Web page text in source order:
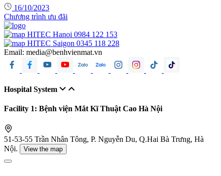
16/10/2023
Chương trình ưu đãi
HITEC Hanoi 0984 122 153
HITEC Saigon 0345 118 228
Email: media@benhvienmat.vn
Hospital System
Facility 1: Bệnh viện Mắt Kĩ Thuật Cao Hà Nội
51-53-55 Trần Nhân Tông, P. Nguyễn Du, Q.Hai Bà Trưng, Hà
Nội.
View the map